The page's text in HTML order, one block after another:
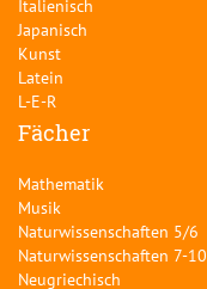
Italienisch
Japanisch
Kunst
Latein
L-E-R
Fächer
Mathematik
Musik
Naturwissenschaften 5/6
Naturwissenschaften 7-10
Neugriechisch